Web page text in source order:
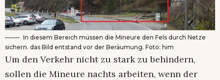
In diesem Bereich müssen die Mineure den Fels durch Netze
sichern. das Bild entstand vor der Beräumung. Foto: him
Um den Verkehr nicht zu stark zu behindern,
sollen die Mineure nachts arbeiten, wenn der